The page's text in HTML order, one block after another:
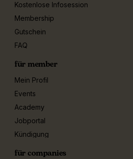
Kostenlose Infosession
Membership
Gutschein
FAQ
für member
Mein Profil
Events
Academy
Jobportal
Kündigung
für companies